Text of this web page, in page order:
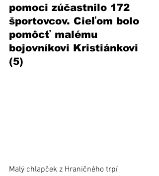
pomoci zúčastnilo 172
športovcov. Cieľom bolo
pomôcť malému
bojovníkovi Kristiánkovi
(5)
Malý chlapček z Hraničného trpí